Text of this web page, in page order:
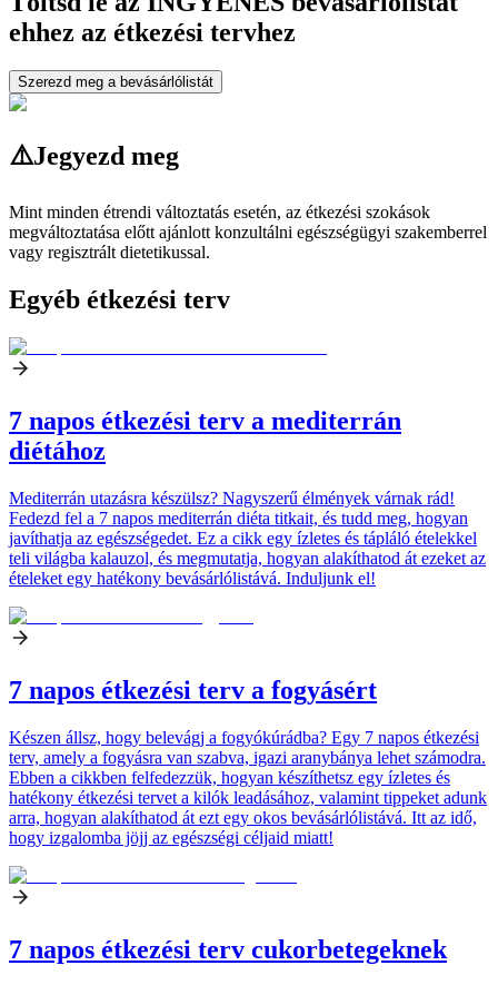
ehhez az étkezési tervhez
Szerezd meg a bevásárlólistát
⚠️Jegyezd meg
Mint minden étrendi változtatás esetén, az étkezési szokások
megváltoztatása előtt ajánlott konzultálni egészségügyi szakemberrel
vagy regisztrált dietetikussal.
Egyéb étkezési terv
7 napos étkezési terv a mediterrán
diétához
Mediterrán utazásra készülsz? Nagyszerű élmények várnak rád!
Fedezd fel a 7 napos mediterrán diéta titkait, és tudd meg, hogyan
javíthatja az egészségedet. Ez a cikk egy ízletes és tápláló ételekkel
teli világba kalauzol, és megmutatja, hogyan alakíthatod át ezeket az
ételeket egy hatékony bevásárlólistává. Induljunk el!
7 napos étkezési terv a fogyásért
Készen állsz, hogy belevágj a fogyókúrádba? Egy 7 napos étkezési
terv, amely a fogyásra van szabva, igazi aranybánya lehet számodra.
Ebben a cikkben felfedezzük, hogyan készíthetsz egy ízletes és
hatékony étkezési tervet a kilók leadásához, valamint tippeket adunk
arra, hogyan alakíthatod át ezt egy okos bevásárlólistává. Itt az idő,
hogy izgalomba jöjj az egészségi céljaid miatt!
7 napos étkezési terv cukorbetegeknek